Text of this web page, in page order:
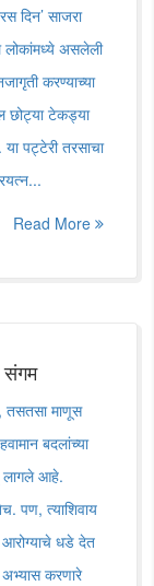
दिन‌’ साजरा
लोकांमध्ये असलेली
करण्याच्या
छोट्या टेकड्या
पट्टेरी तरसाचा
Read More
संगम
तसतसा माणूस
बदलांच्या
लागले आहे.
पण, त्याशिवाय
आरोग्याचे धडे देत
करणारे